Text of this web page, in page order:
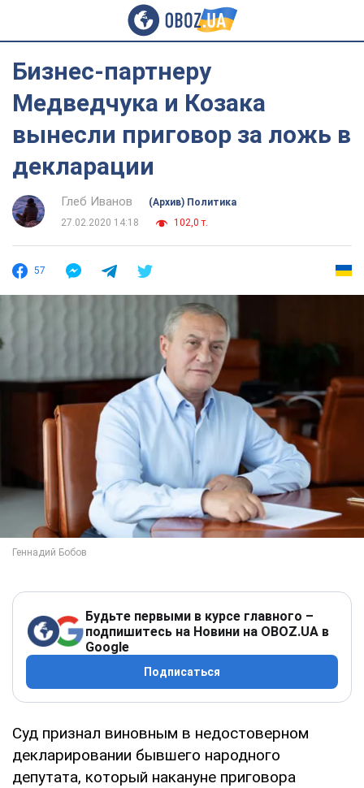
Бизнес-партнеру
Медведчука и Козака
вынесли приговор за ложь в
декларации
Глеб Иванов
(Архив) Политика
27.02.2020 14:18
102,0 т.
57
Будьте первыми в курсе главного –
подпишитесь на Новини на OBOZ.UA в
Google
Подписаться
Суд признал виновным в недостоверном
декларировании бывшего народного
депутата, который накануне приговора